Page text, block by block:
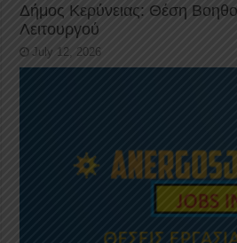
Δήμος Κερύνειας: Θέση
Λειτουργού
July 12, 2026